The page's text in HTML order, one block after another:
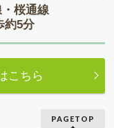
桜通線
約5分
こちら
PAGETOP